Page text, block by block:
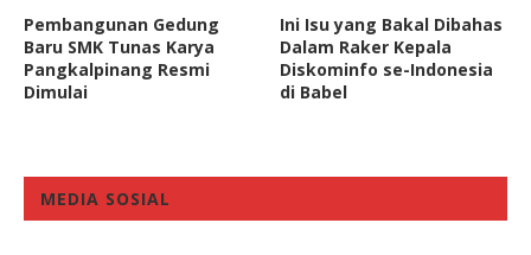
Pembangunan Gedung
Baru SMK Tunas Karya
Pangkalpinang Resmi
Dimulai
Ini Isu yang Bakal Dibahas
Dalam Raker Kepala
Diskominfo se-Indonesia
di Babel
MEDIA SOSIAL